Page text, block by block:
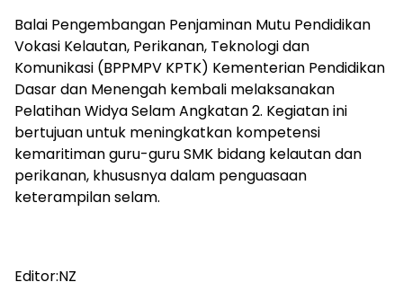
Balai Pengembangan Penjaminan Mutu Pendidikan
Vokasi Kelautan, Perikanan, Teknologi dan
Komunikasi (BPPMPV KPTK) Kementerian Pendidikan
Dasar dan Menengah kembali melaksanakan
Pelatihan Widya Selam Angkatan 2. Kegiatan ini
bertujuan untuk meningkatkan kompetensi
kemaritiman guru-guru SMK bidang kelautan dan
perikanan, khususnya dalam penguasaan
keterampilan selam.
Editor:NZ